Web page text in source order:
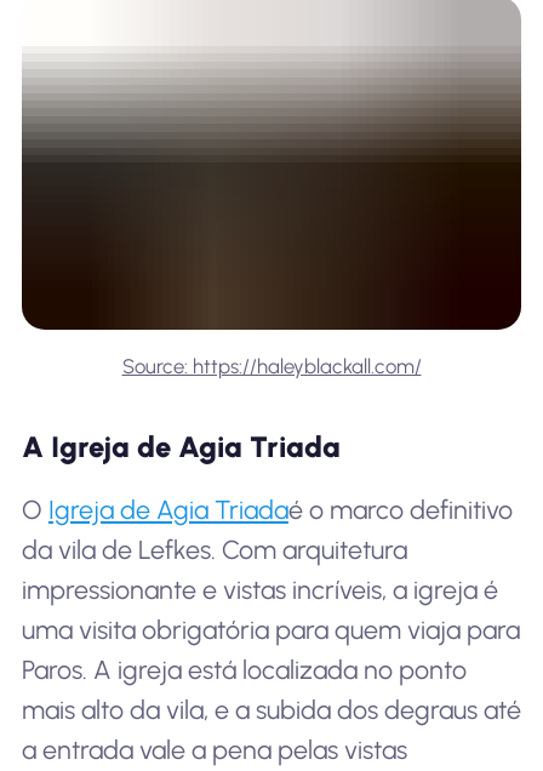
Source: https://haleyblackall.com/
A Igreja de Agia Triada
O Igreja de Agia Triadaé o marco definitivo
da vila de Lefkes. Com arquitetura
impressionante e vistas incríveis, a igreja é
uma visita obrigatória para quem viaja para
Paros. A igreja está localizada no ponto
mais alto da vila, e a subida dos degraus até
a entrada vale a pena pelas vistas